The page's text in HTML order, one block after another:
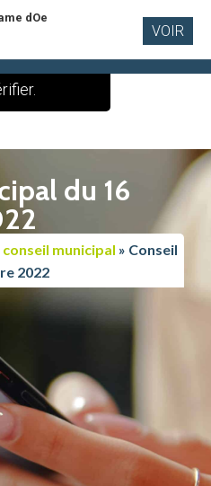
du 16
conseil municipal » Conseil
2022
dOe
VOIR
de cette
est vide.